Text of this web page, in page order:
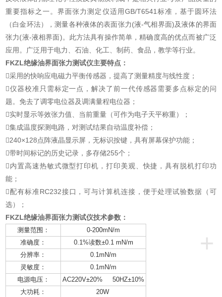
重要指标之一。界面张力测定仪适用GB/T6541标准，基于圆环法
（白金环法），测量各种液体的表面张力(液-气相界面)及液体的界面
张力(液-液相界面)。此方法具有操作简单，精确度高的优点而被广泛
应用。广泛用于电力、石油、化工、制药、食品，教学等行业。
FKZL绝缘油界面张力测试仪主要特点：
采用的快响应电磁力平衡传感器，提高了测量精度与线性度；
仪器校准只需标定一点，解决了前一代传感器需要多点标定的问
题。免去了调零电位器及调满量程电位器；
实时显示等效张力值、当前重量（可作为电子天平称重）；
集成温度探测电路，对测试结果自动温度补偿；
240×128点阵液晶显示屏，无标识按键，具有屏幕保护功能；
带时间标记的历史记录，多存储255个；
内置高速热敏式微型打印机，打印美观、快捷，具有脱机打印功
能；
配有标准RC232接口，可与计算机连接，便于处理试验数据（可
选）；
FKZL绝缘油界面张力测试仪技术参数：
+
测量范围：
0-200mN/m
准确度：
0.1%读数±0.1 mN/m
分辨率：
0.1mN/m
灵敏度：
0.1mN/m
电源电压：
AC220V±20% 50HZ±10%
大功耗：
20W